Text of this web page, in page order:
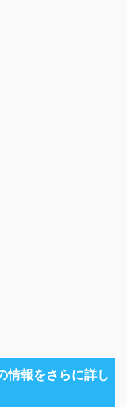
情報をさらに詳し